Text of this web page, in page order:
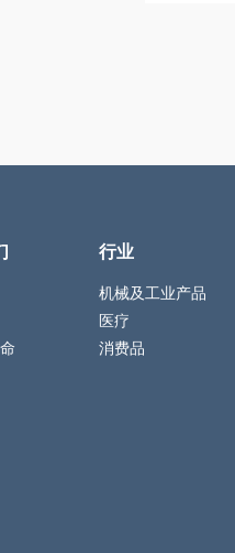
行业
机械及工业产品
医疗
消费品